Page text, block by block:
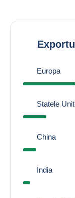
Europa
Statele
China
India